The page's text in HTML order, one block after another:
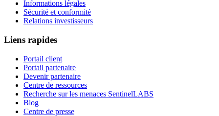
Informations légales
Sécurité et conformité
Relations investisseurs
Liens rapides
Portail client
Portail partenaire
Devenir partenaire
Centre de ressources
Recherche sur les menaces SentinelLABS
Blog
Centre de presse